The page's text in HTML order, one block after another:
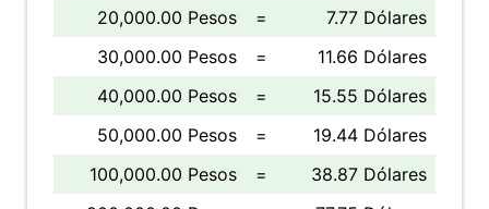
20,000.00 Pesos
=
7.77 Dólares
30,000.00 Pesos
=
11.66 Dólares
40,000.00 Pesos
=
15.55 Dólares
50,000.00 Pesos
=
19.44 Dólares
100,000.00 Pesos
=
38.87 Dólares